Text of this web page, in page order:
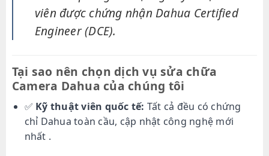
viên được chứng nhận Dahua Certified
Engineer (DCE).
Tại sao nên chọn dịch vụ sửa chữa
Camera Dahua của chúng tôi
✅ Kỹ thuật viên quốc tế: Tất cả đều có chứng
chỉ Dahua toàn cầu, cập nhật công nghệ mới
nhất .